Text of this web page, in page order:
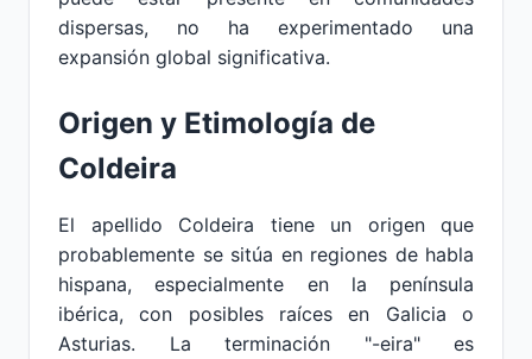
dispersas, no ha experimentado una
expansión global significativa.
Origen y Etimología de
Coldeira
El apellido Coldeira tiene un origen que
probablemente se sitúa en regiones de habla
hispana, especialmente en la península
ibérica, con posibles raíces en Galicia o
Asturias. La terminación "-eira" es